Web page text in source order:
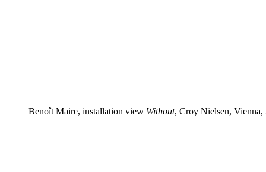
Benoît Maire, installation view Without, Croy Nielsen, Vienna,